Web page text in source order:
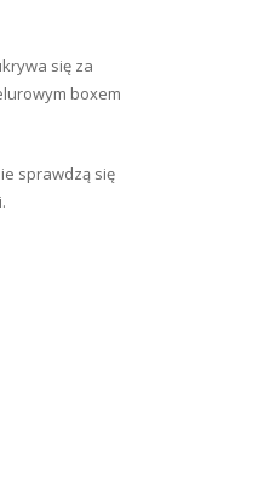
się za
boxem
sprawdzą się